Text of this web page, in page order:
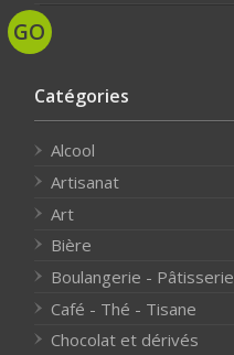
Catégories
Alcool
Artisanat
Art
Bière
Boulangerie - Pâtisserie
Café - Thé - Tisane
Chocolat et dérivés